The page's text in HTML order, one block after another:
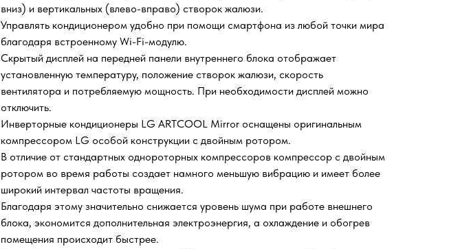
вниз) и вертикальных (влево-вправо) створок жалюзи.
Управлять кондиционером удобно при помощи смартфона из любой точки мира
благодаря встроенному Wi-Fi-модулю.
Скрытый дисплей на передней панели внутреннего блока отображает
установленную температуру, положение створок жалюзи, скорость
вентилятора и потребляемую мощность. При необходимости дисплей можно
отключить.
Инверторные кондиционеры LG ARTCOOL Mirror оснащены оригинальным
компрессором LG особой конструкции с двойным ротором.
В отличие от стандартных однороторных компрессоров компрессор с двойным
ротором во время работы создает намного меньшую вибрацию и имеет более
широкий интервал частоты вращения.
Благодаря этому значительно снижается уровень шума при работе внешнего
блока, экономится дополнительная электроэнергия, а охлаждение и обогрев
помещения происходит быстрее.